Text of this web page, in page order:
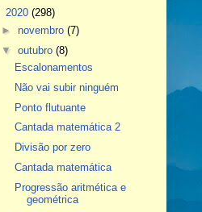
2020 (298)
►novembro(7)
▼outubro(8)
Escalonamentos
Não vai subir ninguém
Ponto flutuante
Cantada matemática 2
Divisão por zero
Cantada matemática
Progressão aritmética e
geométrica